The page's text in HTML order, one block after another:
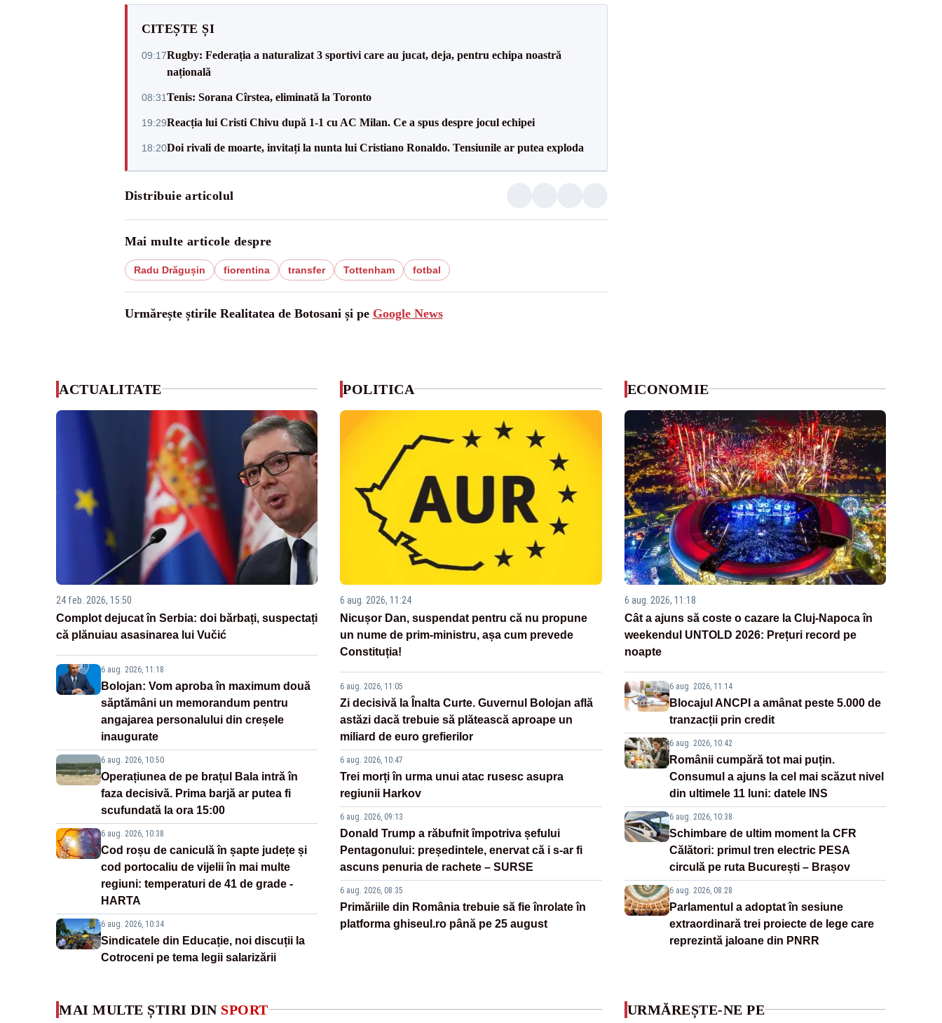
CITEȘTE ȘI
09:17Rugby: Federația a naturalizat 3 sportivi care au jucat, deja, pentru echipa noastră
națională
08:31Tenis: Sorana Cîrstea, eliminată la Toronto
19:29Reacția lui Cristi Chivu după 1-1 cu AC Milan. Ce a spus despre jocul echipei
18:20Doi rivali de moarte, invitați la nunta lui Cristiano Ronaldo. Tensiunile ar putea exploda
Distribuie articolul
Mai multe articole despre
Radu Drăgușin fiorentina transfer Tottenham fotbal
Urmărește știrile Realitatea de Botosani și pe Google News
ACTUALITATE
24 feb. 2026, 15:50
Complot dejucat în Serbia: doi bărbați, suspectați
că plănuiau asasinarea lui Vučić
6 aug. 2026, 11:18
Bolojan: Vom aproba în maximum două
săptămâni un memorandum pentru
angajarea personalului din creșele
inaugurate
6 aug. 2026, 10:50
Operațiunea de pe brațul Bala intră în
faza decisivă. Prima barjă ar putea fi
scufundată la ora 15:00
6 aug. 2026, 10:38
Cod roșu de caniculă în șapte județe și
cod portocaliu de vijelii în mai multe
regiuni: temperaturi de 41 de grade -
HARTA
6 aug. 2026, 10:34
Sindicatele din Educație, noi discuții la
Cotroceni pe tema legii salarizării
POLITICA
6 aug. 2026, 11:24
Nicușor Dan, suspendat pentru că nu propune
un nume de prim-ministru, așa cum prevede
Constituția!
6 aug. 2026, 11:05
Zi decisivă la Înalta Curte. Guvernul Bolojan află
astăzi dacă trebuie să plătească aproape un
miliard de euro grefierilor
6 aug. 2026, 10:47
Trei morți în urma unui atac rusesc asupra
regiunii Harkov
6 aug. 2026, 09:13
Donald Trump a răbufnit împotriva șefului
Pentagonului: președintele, enervat că i s-ar fi
ascuns penuria de rachete – SURSE
6 aug. 2026, 08:35
Primăriile din România trebuie să fie înrolate în
platforma ghiseul.ro până pe 25 august
ECONOMIE
6 aug. 2026, 11:18
Cât a ajuns să coste o cazare la Cluj-Napoca în
weekendul UNTOLD 2026: Prețuri record pe
noapte
6 aug. 2026, 11:14
Blocajul ANCPI a amânat peste 5.000 de
tranzacții prin credit
6 aug. 2026, 10:42
Românii cumpără tot mai puțin.
Consumul a ajuns la cel mai scăzut nivel
din ultimele 11 luni: datele INS
6 aug. 2026, 10:38
Schimbare de ultim moment la CFR
Călători: primul tren electric PESA
circulă pe ruta București – Brașov
6 aug. 2026, 08:28
Parlamentul a adoptat în sesiune
extraordinară trei proiecte de lege care
reprezintă jaloane din PNRR
MAI MULTE ȘTIRI DIN SPORT URMĂREȘTE-NE PE